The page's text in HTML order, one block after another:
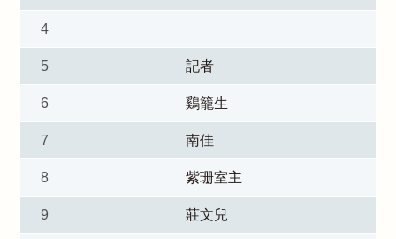
4
5 記者
6 鷄籠生
7 南佳
8 紫珊室主
9 莊文兒